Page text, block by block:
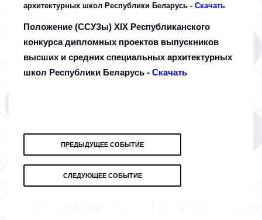
архитектурных школ Республики Беларусь - Скачать
Положение (ССУЗы) XIX Республиканского
конкурса дипломных проектов выпускников
высших и средних специальных архитектурных
школ Республики Беларусь - Скачать
ПРЕДЫДУЩЕЕ СОБЫТИЕ
СЛЕДУЮЩЕЕ СОБЫТИЕ